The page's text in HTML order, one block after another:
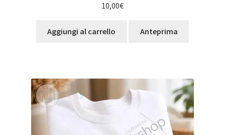
10,00€
Aggiungi al carrello Anteprima